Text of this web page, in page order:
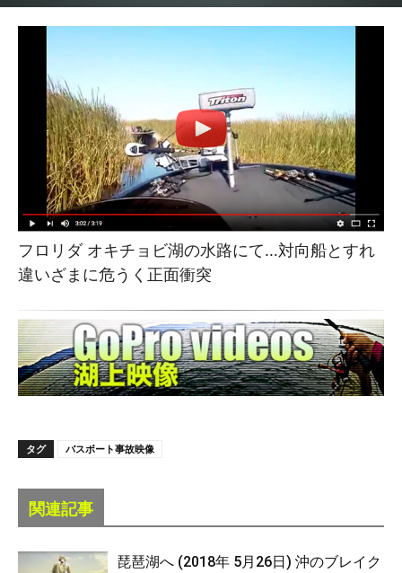
フロリダ オキチョビ湖の水路にて…対向船とすれ
違いざまに危うく正面衝突
タグ バスボート事故映像
関連記事
琵琶湖へ (2018年 5月26日) 沖のブレイク